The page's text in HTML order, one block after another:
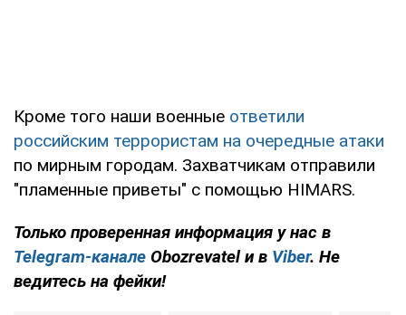
Кроме того наши военные ответили
российским террористам на очередные атаки
по мирным городам. Захватчикам отправили
"пламенные приветы" с помощью HIMARS.
Только проверенная информация у нас в
Telegram-канале Obozrevatel и в Viber. Не
ведитесь на фейки!